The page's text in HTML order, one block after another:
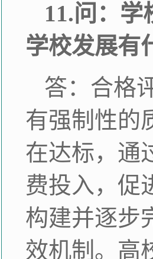
11.问：
学校发展有
答：合格
有强制性的
在达标，通
费投入，促
构建并逐步
效机制。高